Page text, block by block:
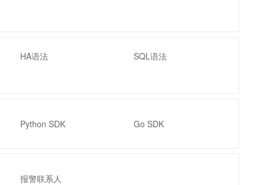
HA语法 SQL语法
Python SDK Go SDK
报警联系人